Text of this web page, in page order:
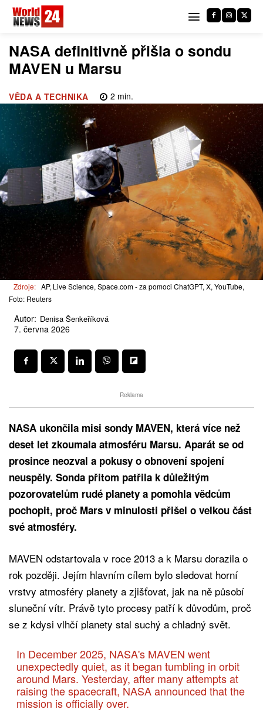
NASA definitivně přišla o sondu
MAVEN u Marsu
VĚDA A TECHNIKA 2 min.
Zdroje: AP, Live Science, Space.com - za pomoci ChatGPT, X, YouTube,
Foto: Reuters
Autor: Denisa Šenkeříková
7. června 2026
Reklama
NASA ukončila misi sondy MAVEN, která více než
deset let zkoumala atmosféru Marsu. Aparát se od
prosince neozval a pokusy o obnovení spojení
neuspěly. Sonda přitom patřila k důležitým
pozorovatelům rudé planety a pomohla vědcům
pochopit, proč Mars v minulosti přišel o velkou část
své atmosféry.
MAVEN odstartovala v roce 2013 a k Marsu dorazila o
rok později. Jejím hlavním cílem bylo sledovat horní
vrstvy atmosféry planety a zjišťovat, jak na ně působí
sluneční vítr. Právě tyto procesy patří k důvodům, proč
se z kdysi vlhčí planety stal suchý a chladný svět.
In December 2025, NASA's MAVEN went
unexpectedly quiet, as it began tumbling in orbit
around Mars. Yesterday, after many attempts at
raising the spacecraft, NASA announced that the
mission is officially over.